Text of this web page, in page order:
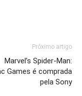
Próximo artigo
Marvel’s Spider-Man:
Games é comprada
pela Sony